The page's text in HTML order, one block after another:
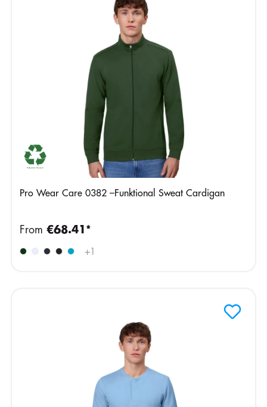
Pro Wear Care 0382 –Funktional Sweat Cardigan
+1
From €68.41*